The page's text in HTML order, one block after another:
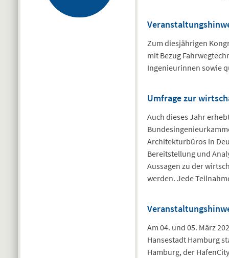
Zum diesjährigen
mit Bezug
Ingenieurinnen sowie
Umfrage zur
Auch dieses Jahr
Architekturbüros in
Bereitstellung und
Aussagen zu der
werden. Jede
Am 04. und 05. März
Hansestadt Hamburg
Hamburg, der